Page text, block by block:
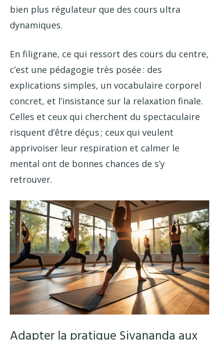
bien plus régulateur que des cours ultra
dynamiques.
En filigrane, ce qui ressort des cours du centre,
c’est une pédagogie très posée : des
explications simples, un vocabulaire corporel
concret, et l’insistance sur la relaxation finale.
Celles et ceux qui cherchent du spectaculaire
risquent d’être déçus ; ceux qui veulent
apprivoiser leur respiration et calmer le
mental ont de bonnes chances de s’y
retrouver.